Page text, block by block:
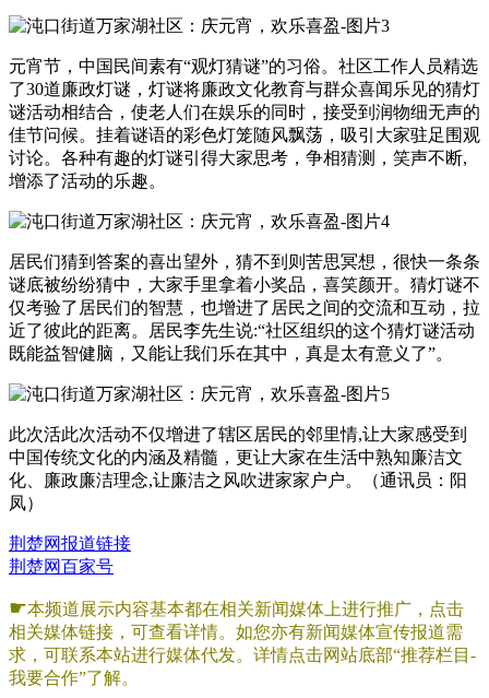
元宵节，中国民间素有“观灯猜谜”的习俗。社区工作人员精选
了30道廉政灯谜，灯谜将廉政文化教育与群众喜闻乐见的猜灯
谜活动相结合，使老人们在娱乐的同时，接受到润物细无声的
佳节问候。挂着谜语的彩色灯笼随风飘荡，吸引大家驻足围观
讨论。各种有趣的灯谜引得大家思考，争相猜测，笑声不断,
增添了活动的乐趣。
居民们猜到答案的喜出望外，猜不到则苦思冥想，很快一条条
谜底被纷纷猜中，大家手里拿着小奖品，喜笑颜开。猜灯谜不
仅考验了居民们的智慧，也增进了居民之间的交流和互动，拉
近了彼此的距离。居民李先生说:“社区组织的这个猜灯谜活动
既能益智健脑，又能让我们乐在其中，真是太有意义了”。
此次活此次活动不仅增进了辖区居民的邻里情,让大家感受到
中国传统文化的内涵及精髓，更让大家在生活中熟知廉洁文
化、廉政廉洁理念,让廉洁之风吹进家家户户。（通讯员：阳
凤）
荆楚网报道链接
荆楚网百家号
☛本频道展示内容基本都在相关新闻媒体上进行推广，点击
相关媒体链接，可查看详情。如您亦有新闻媒体宣传报道需
求，可联系本站进行媒体代发。详情点击网站底部“推荐栏目-
我要合作”了解。